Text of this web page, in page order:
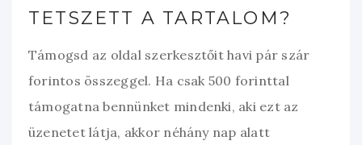
TETSZETT A TARTALOM?
Támogsd az oldal szerkesztőit havi pár szár
forintos összeggel. Ha csak 500 forinttal
támogatna bennünket mindenki, aki ezt az
üzenetet látja, akkor néhány nap alatt